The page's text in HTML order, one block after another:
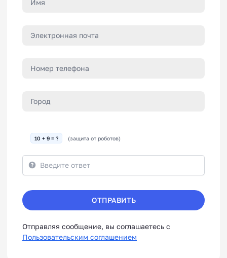
10 + 9 = ? (защита от роботов)
ОТПРАВИТЬ
Отправляя сообщение, вы соглашаетесь с
Пользовательским соглашением